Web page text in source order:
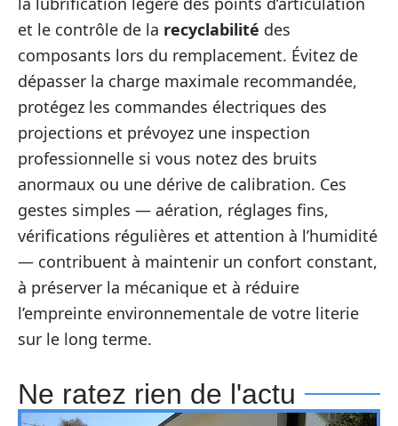
et le contrôle de la recyclabilité des
composants lors du remplacement. Évitez de
dépasser la charge maximale recommandée,
protégez les commandes électriques des
projections et prévoyez une inspection
professionnelle si vous notez des bruits
anormaux ou une dérive de calibration. Ces
gestes simples — aération, réglages fins,
vérifications régulières et attention à l’humidité
— contribuent à maintenir un confort constant,
à préserver la mécanique et à réduire
l’empreinte environnementale de votre literie
sur le long terme.
Ne ratez rien de l'actu